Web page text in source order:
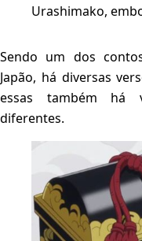
Urashimako,
Sendo um dos
Japão, há diversas
essas também há
diferentes.